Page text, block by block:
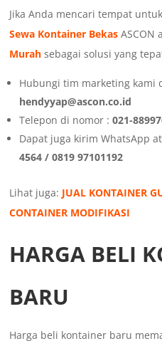
Jika Anda mencari tempat untuk
Sewa Kontainer Bekas ASCON
Murah sebagai solusi yang
Hubungi tim marketing kami
hendyyap@ascon.co.id
Telepon di nomor :021-
Dapat juga kirim WhatsApp
4564 / 0819 97101192
Lihat juga: JUAL KONTAINER
CONTAINER MODIFIKASI
HARGA BELI
BARU
Harga beli kontainer baru